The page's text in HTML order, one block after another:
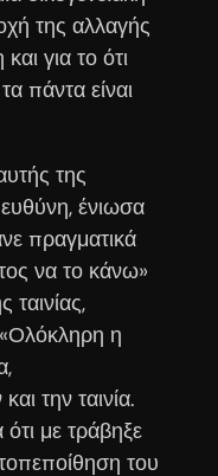
της αλλαγής
για το ότι
πάντα είναι
της
ένιωσα
πραγματικά
να το κάνω»
ταινίας,
η
την ταινία.
με τράβηξε
του